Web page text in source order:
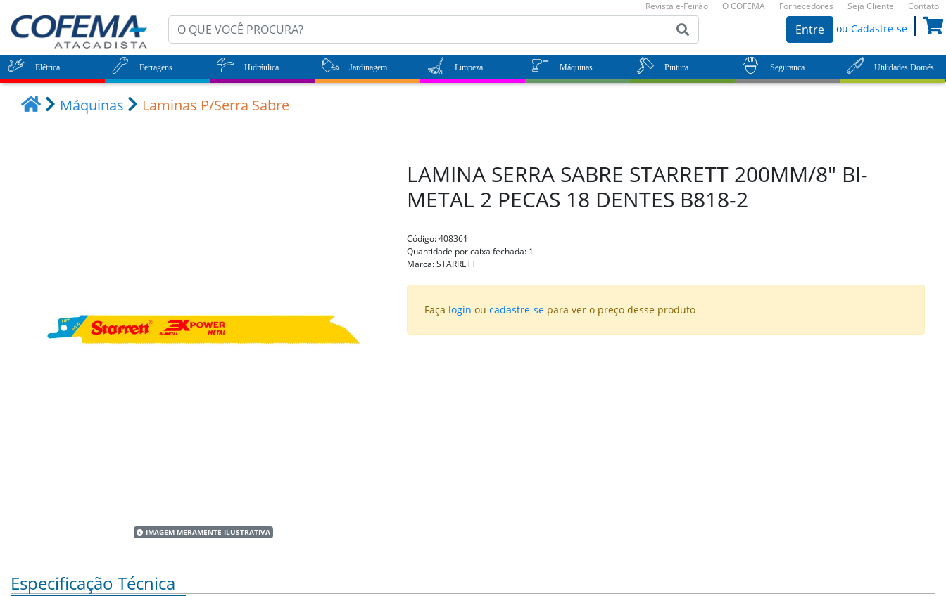
Revista e-Feirão O COFEMA Fornecedores Seja Cliente Contato
Entre ou Cadastre-se
Elétrica Ferragens Hidráulica Jardinagem Limpeza Máquinas Pintura Seguranca Utilidades Domésticas
Máquinas Laminas P/Serra Sabre
IMAGEM MERAMENTE ILUSTRATIVA
LAMINA SERRA SABRE STARRETT 200MM/8" BI-
METAL 2 PECAS 18 DENTES B818-2
Código:408361
Quantidade por caixa fechada:1
Marca:STARRETT
Faça login ou cadastre-separa ver o preço desse produto
Especificação Técnica